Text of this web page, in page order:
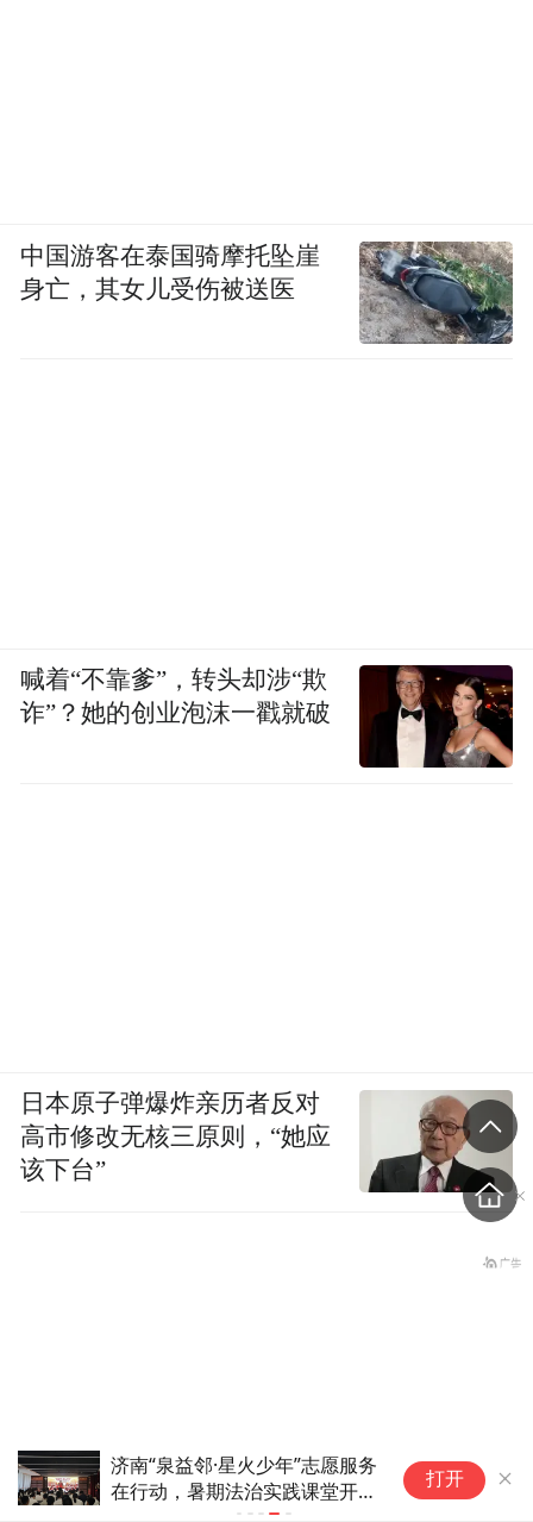
打开
中国游客在泰国骑摩托坠崖
身亡，其女儿受伤被送医
喊着“不靠爹”，转头却涉“欺
诈”？她的创业泡沫一戳就破
日本原子弹爆炸亲历者反对
高市修改无核三原则，“她应
该下台”